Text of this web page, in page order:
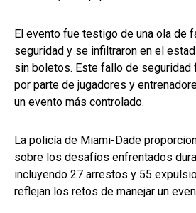
El evento fue testigo de una ola de
seguridad y se infiltraron en el
sin boletos. Este fallo de seguridad
por parte de jugadores y
un evento más controlado.
La policía de Miami-Dade
sobre los desafíos enfrentados
incluyendo 27 arrestos y 55
reflejan los retos de manejar un